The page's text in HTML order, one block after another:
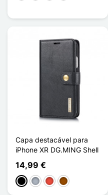
Capa destacável para
iPhone XR DG.MING Shell
14,99 €
PretoCinzento
VermelhoCastanho